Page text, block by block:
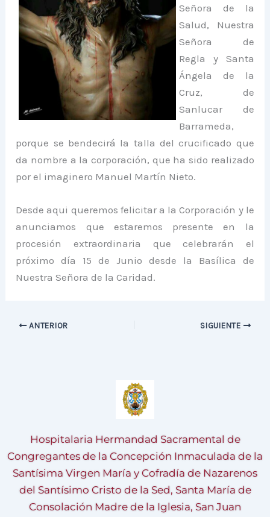
Señora de la
Salud, Nuestra
Señora de
Regla y Santa
Ángela de la
Cruz, de
Sanlucar de
Barrameda,
porque se bendecirá la talla del crucificado que
da nombre a la corporación, que ha sido realizado
por el imaginero Manuel Martín Nieto.
Desde aqui queremos felicitar a la Corporación y le
anunciamos que estaremos presente en la
procesión extraordinaria que celebrarán el
próximo día 15 de Junio desde la Basílica de
Nuestra Señora de la Caridad.
ANTERIOR SIGUIENTE
Hospitalaria Hermandad Sacramental de
Congregantes de la Concepción Inmaculada de la
Santísima Virgen María y Cofradía de Nazarenos
del Santísimo Cristo de la Sed, Santa María de
Consolación Madre de la Iglesia, San Juan